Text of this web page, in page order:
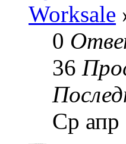
Worksale
0
36
Ср апр